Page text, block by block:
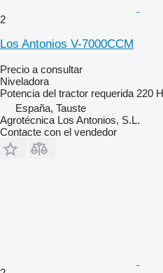
2
Los Antonios V-7000CCM
Precio a consultar
Niveladora
Potencia del tractor requerida 220
España, Tauste
Agrotécnica Los Antonios, S.L.
Contacte con el vendedor